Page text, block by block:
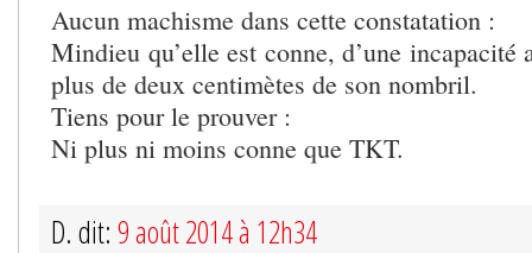
Aucun machisme dans cette constatation :
Mindieu qu’elle est conne, d’une incapacité
plus de deux centimètes de son nombril.
Tiens pour le prouver :
Ni plus ni moins conne que TKT.
D. dit: 9 août 2014 à 12h34